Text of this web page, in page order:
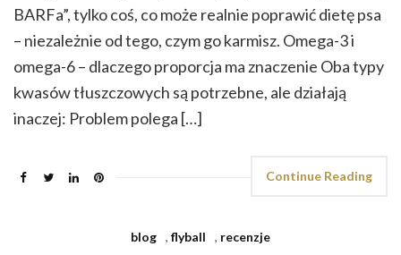
BARFa”, tylko coś, co może realnie poprawić dietę psa
– niezależnie od tego, czym go karmisz. Omega-3 i
omega-6 – dlaczego proporcja ma znaczenie Oba typy
kwasów tłuszczowych są potrzebne, ale działają
inaczej: Problem polega […]
Continue Reading
blog , flyball , recenzje